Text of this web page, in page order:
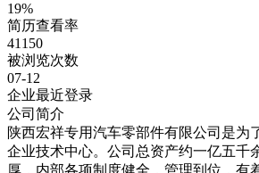
19%
简历查看率
41150
被浏览次数
07-12
企业最近登录
公司简介
陕西宏祥专用汽车零部件有限公司是为
企业技术中心。公司总资产约一亿五千
厚，内部各项制度健全，管理到位，有